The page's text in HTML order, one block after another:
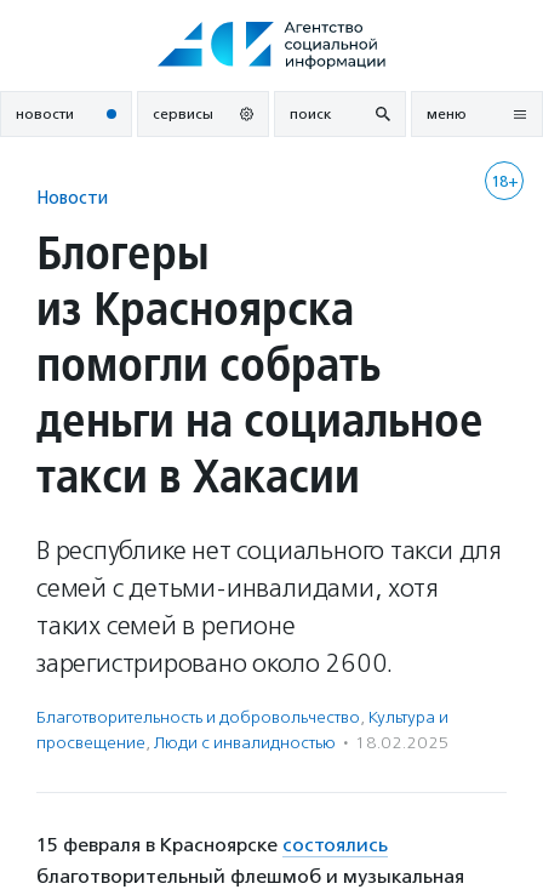
новости сервисы поиск меню
18+
Новости
Блогеры
из Красноярска
помогли собрать
деньги на социальное
такси в Хакасии
В республике нет социального такси для
семей с детьми-инвалидами, хотя
таких семей в регионе
зарегистрировано около 2600.
Благотвори­тель­ность и доброволь­чест­во, Культура и
просвещение, Люди с инвалидностью · 18.02.2025
15 февраля в Красноярске состоялись
благотворительный флешмоб и музыкальная